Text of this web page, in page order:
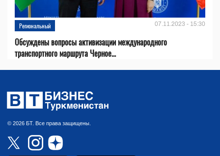
Региональный 07.11.2023 - 15:30
Обсуждены вопросы активизации международного
транспортного маршрута Черное...
© 2026 БТ. Все права защищены.